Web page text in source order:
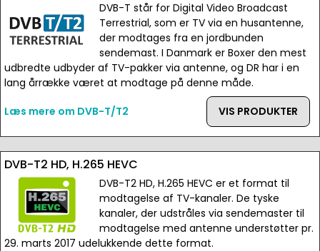
DVB-T står for Digital Video Broadcast
Terrestrial, som er TV via en husantenne,
der modtages fra en jordbunden
sendemast. I Danmark er Boxer den mest
udbredte udbyder af TV-pakker via antenne, og DR har i en
lang årrække været at modtage på denne måde.
Læs mere om DVB-T/T2
VIS PRODUKTER
DVB-T2 HD, H.265 HEVC
DVB-T2 HD, H.265 HEVC er et format til
modtagelse af TV-kanaler. De tyske
kanaler, der udstråles via sendemaster til
modtagelse med antenne understøtter pr.
29. marts 2017 udelukkende dette format.